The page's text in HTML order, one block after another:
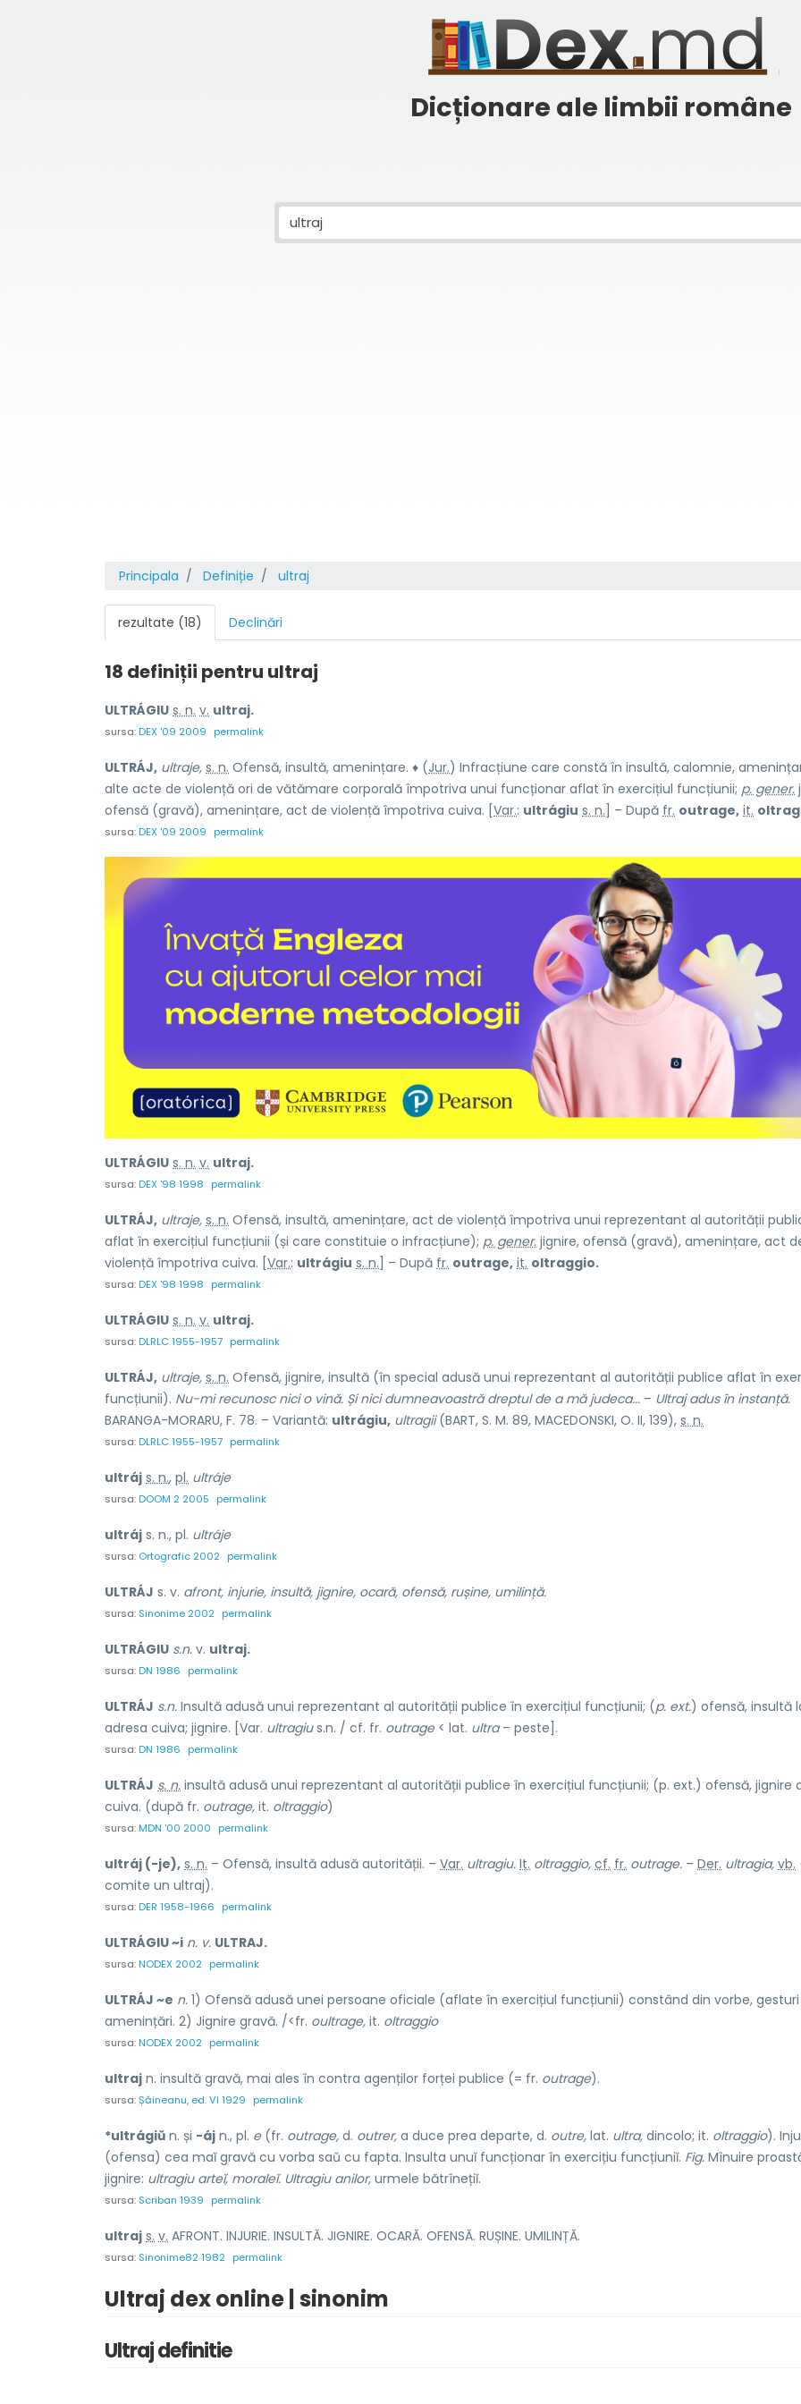
Dicționare ale limbii române
Principala Definiție ultraj
rezultate (18) Declinări
18 definiții pentru ultraj
ULTRÁGIU s. n. v. ultraj.
sursa:DEX '09 2009 permalink
ULTRÁJ, ultraje, s. n. Ofensă, insultă, amenințare. ♦ (Jur.) Infracțiune care constă în insultă, calomnie,
alte acte de violență ori de vătămare corporală împotriva unui funcționar aflat în exercițiul funcțiunii; p. gener.
ofensă (gravă), amenințare, act de violență împotriva cuiva. [ Var.: ultrágiu s. n. ] – După fr. outrage, it.
sursa:DEX '09 2009 permalink
ULTRÁGIU s. n. v. ultraj.
sursa:DEX '98 1998 permalink
ULTRÁJ, ultraje, s. n. Ofensă, insultă, amenințare, act de violență împotriva unui reprezentant al autorității
aflat în exercițiul funcțiunii (și care constituie o infracțiune); p. gener. jignire, ofensă (gravă), amenințare, act
violență împotriva cuiva. [Var.: ultrágiu s. n.] – După fr. outrage, it. oltraggio.
sursa:DEX '98 1998 permalink
ULTRÁGIU s. n. v. ultraj.
sursa:DLRLC 1955-1957 permalink
ULTRÁJ, ultraje, s. n. Ofensă, jignire, insultă (în special adusă unui reprezentant al autorității publice aflat în
funcțiunii). Nu-mi recunosc nici o vină. Și nici dumneavoastră dreptul de a mă judeca... – Ultraj adus în instanță.
BARANGA-MORARU, F. 78. – Variantă: ultrágiu, ultragii(BART, S. M. 89, MACEDONSKI, O. II, 139), s. n.
sursa:DLRLC 1955-1957 permalink
ultráj s. n., pl. ultráje
sursa:DOOM 2 2005 permalink
ultráj s. n., pl. ultráje
sursa: Ortografic 2002 permalink
ULTRÁJ s. v. afront, injurie, insultă, jignire, ocară, ofensă, rușine, umilință.
sursa: Sinonime 2002 permalink
ULTRÁGIU s.n. v. ultraj.
sursa:DN 1986 permalink
ULTRÁJ s.n. Insultă adusă unui reprezentant al autorității publice în exercițiul funcțiunii; (p. ext.) ofensă, insultă
adresa cuiva; jignire. [Var. ultragius.n. / cf. fr. outrage< lat. ultra– peste].
sursa:DN 1986 permalink
ULTRÁJ s. n. insultă adusă unui reprezentant al autorității publice în exercițiul funcțiunii; (p. ext.) ofensă, jignire
cuiva. (după fr. outrage, it. oltraggio)
sursa:MDN '00 2000 permalink
ultráj (-je), s. n. – Ofensă, insultă adusă autorității. – Var. ultragiu. It. oltraggio, cf. fr. outrage. – Der. ultragia, vb.
comite un ultraj).
sursa:DER 1958-1966 permalink
ULTRÁGIU ~i n. v. ULTRAJ.
sursa:NODEX 2002 permalink
ULTRÁJ ~e n. 1) Ofensă adusă unei persoane oficiale (aflate în exercițiul funcțiunii) constând din vorbe,
amenințări. 2) Jignire gravă. /<fr. oultrage, it. oltraggio
sursa:NODEX 2002 permalink
ultraj n. insultă gravă, mai ales în contra agenților forței publice (= fr. outrage).
sursa:Șăineanu, ed. VI 1929 permalink
*ultrágiŭ n. și -áj n., pl. e(fr. outrage, d. outrer, a duce prea departe, d. outre, lat. ultra, dincolo; it. oltraggio).
(ofensa) cea maĭ gravă cu vorba saŭ cu fapta. Insulta unuĭ funcționar în exercițiu funcțiuniĭ. Fig. Mînuire
jignire: ultragiu arteĭ, moraleĭ. Ultragiu anilor, urmele bătrînețiĭ.
sursa: Scriban 1939 permalink
ultraj s. v. AFRONT. INJURIE. INSULTĂ. JIGNIRE. OCARĂ. OFENSĂ. RUȘINE. UMILINȚĂ.
sursa: Sinonime82 1982 permalink
Ultraj dex online | sinonim
Ultraj definitie